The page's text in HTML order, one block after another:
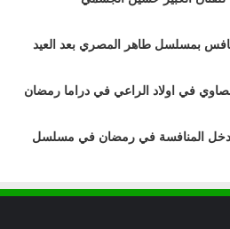
بمسلسل طاهر المصري بعد العيد
في اولاد الراعي في دراما رمضان
المنافسة في رمضان في مسلسل